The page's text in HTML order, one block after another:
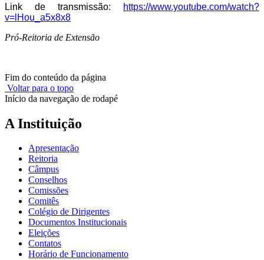
Link de transmissão:
https://www.youtube.com/watch?
v=lHou_a5x8x8
Pró-Reitoria de Extensão
Fim do conteúdo da página
Voltar para o topo
Início da navegação de rodapé
A Instituição
Apresentação
Reitoria
Câmpus
Conselhos
Comissões
Comitês
Colégio de Dirigentes
Documentos Institucionais
Eleições
Contatos
Horário de Funcionamento